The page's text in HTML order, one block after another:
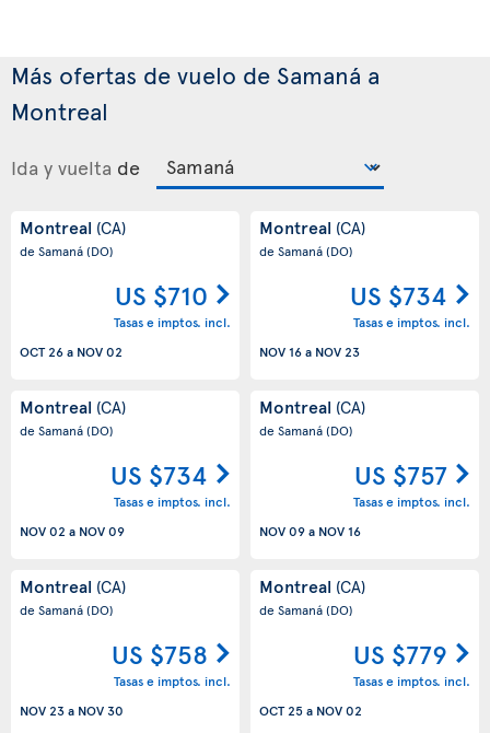
Más ofertas de vuelo de Samaná a
Montreal
Ida y vuelta de
Montreal (CA)
de Samaná(DO)
US $710
Tasas e imptos. incl.
OCT 26a NOV 02
Montreal (CA)
de Samaná(DO)
US $734
Tasas e imptos. incl.
NOV 16a NOV 23
Montreal (CA)
de Samaná(DO)
US $734
Tasas e imptos. incl.
NOV 02 a NOV 09
Montreal (CA)
de Samaná(DO)
US $757
Tasas e imptos. incl.
NOV 09a NOV 16
Montreal (CA)
de Samaná(DO)
US $758
Tasas e imptos. incl.
NOV 23a NOV 30
Montreal (CA)
de Samaná(DO)
US $779
Tasas e imptos. incl.
OCT 25a NOV 02